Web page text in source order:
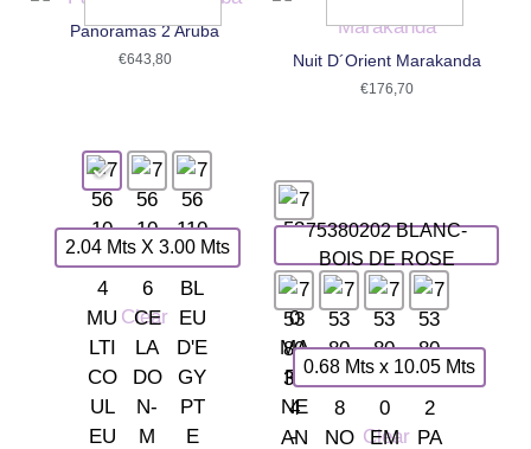
Panoramas 2 Aruba
€643,80
2.04 Mts X 3.00 Mts
Clear
Nuit D´Orient Marakanda
€176,70
75380202 BLANC-
BOIS DE ROSE
0.68 Mts x 10.05 Mts
Clear